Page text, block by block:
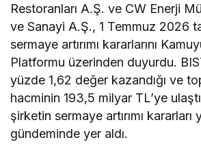
Restoranları A.Ş. ve CW Enerji
ve Sanayi A.Ş., 1 Temmuz 2026
sermaye artırımı kararlarını
Platformu üzerinden duyurdu.
yüzde 1,62 değer kazandığı ve
hacminin 193,5 milyar TL’ye
şirketin sermaye artırımı kararları
gündeminde yer aldı.